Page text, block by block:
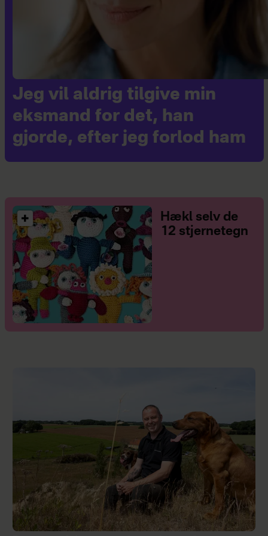
Jeg vil aldrig tilgive min
eksmand for det, han
gjorde, efter jeg forlod ham
Hækl selv de
12 stjernetegn